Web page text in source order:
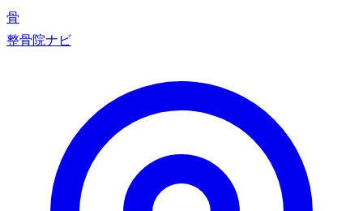
骨
整骨院ナビ